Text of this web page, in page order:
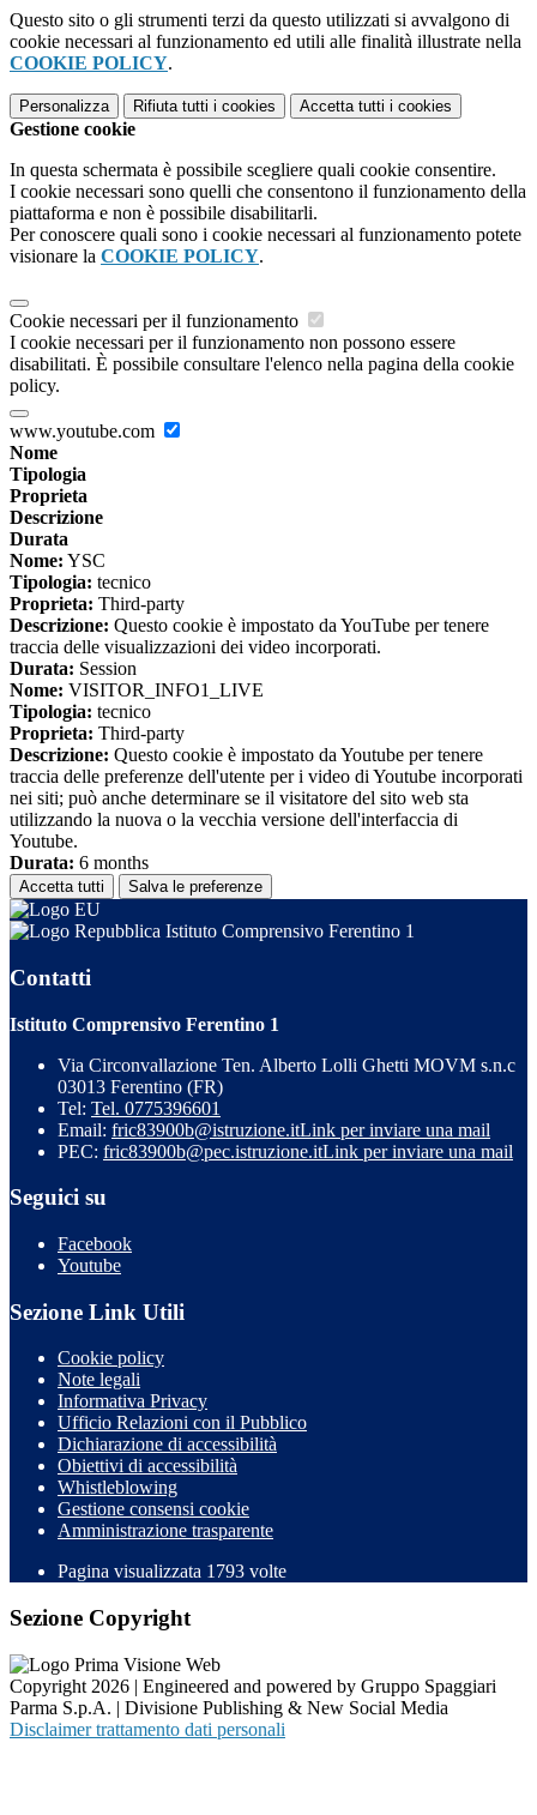
Questo sito o gli strumenti terzi da questo utilizzati si avvalgono di
cookie necessari al funzionamento ed utili alle finalità illustrate nella
COOKIE POLICY.
Personalizza Rifiuta tutti i cookies Accetta tutti i cookies
Gestione cookie
In questa schermata è possibile scegliere quali cookie consentire.
I cookie necessari sono quelli che consentono il funzionamento della
piattaforma e non è possibile disabilitarli.
Per conoscere quali sono i cookie necessari al funzionamento potete
visionare la COOKIE POLICY.
Cookie necessari per il funzionamento
I cookie necessari per il funzionamento non possono essere
disabilitati. È possibile consultare l'elenco nella pagina della cookie
policy.
www.youtube.com
Nome
Tipologia
Proprieta
Descrizione
Durata
Nome: YSC
Tipologia: tecnico
Proprieta: Third-party
Descrizione: Questo cookie è impostato da YouTube per tenere
traccia delle visualizzazioni dei video incorporati.
Durata: Session
Nome: VISITOR_INFO1_LIVE
Tipologia: tecnico
Proprieta: Third-party
Descrizione: Questo cookie è impostato da Youtube per tenere
traccia delle preferenze dell'utente per i video di Youtube incorporati
nei siti; può anche determinare se il visitatore del sito web sta
utilizzando la nuova o la vecchia versione dell'interfaccia di
Youtube.
Durata: 6 months
Accetta tutti Salva le preferenze
Istituto Comprensivo Ferentino 1
Contatti
Istituto Comprensivo Ferentino 1
Via Circonvallazione Ten. Alberto Lolli Ghetti MOVM s.n.c
03013 Ferentino (FR)
Tel: Tel. 0775396601
Email: fric83900b@istruzione.itLink per inviare una mail
PEC: fric83900b@pec.istruzione.itLink per inviare una mail
Seguici su
Facebook
Youtube
Sezione Link Utili
Cookie policy
Note legali
Informativa Privacy
Ufficio Relazioni con il Pubblico
Dichiarazione di accessibilità
Obiettivi di accessibilità
Whistleblowing
Gestione consensi cookie
Amministrazione trasparente
Pagina visualizzata 1793 volte
Sezione Copyright
Copyright 2026 | Engineered and powered by Gruppo Spaggiari
Parma S.p.A. | Divisione Publishing & New Social Media
Disclaimer trattamento dati personali